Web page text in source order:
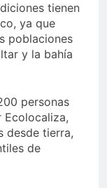
tienen
ya que
poblaciones
y la bahía
personas
Ecolocaliza,
desde tierra,
de